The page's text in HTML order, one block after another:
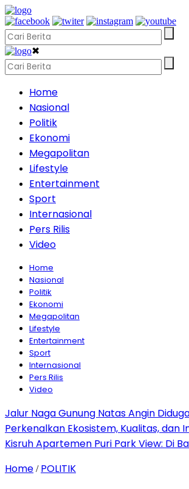
✖
Home
Nasional
Politik
Ekonomi
Megapolitan
Lifestyle
Entertainment
Sport
Internasional
Pers Rilis
Video
Home
Nasional
Politik
Ekonomi
Megapolitan
Lifestyle
Entertainment
Sport
Internasional
Pers Rilis
Video
Jalur Naga Gunung Natas Angin
Perkenalkan Ekosistem, Kualitas, dan
Kisruh Apartemen Puri Park View: Di
Home / POLITIK